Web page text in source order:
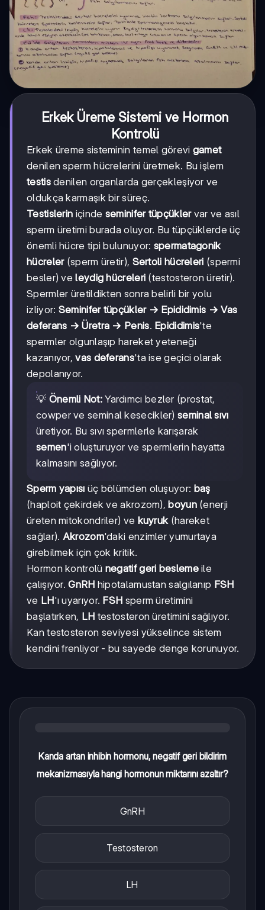
Erkek Üreme Sistemi ve Hormon
Kontrolü
Erkek üreme sisteminin temel görevi gamet
denilen sperm hücrelerini üretmek. Bu işlem
testisdenilen organlarda gerçekleşiyor ve
oldukça karmaşık bir süreç.
Testislerin içinde seminifer tüpçüklervar ve asıl
sperm üretimi burada oluyor. Bu tüpçüklerde üç
önemli hücre tipi bulunuyor: spermatagonik
hücreler(sperm üretir), Sertoli hücreleri (spermi
besler) veleydig hücreleri (testosteron üretir).
Spermler üretildikten sonra belirli bir yolu
izliyor: Seminifer tüpçükler → Epididimis → Vas
deferans → Üretra → Penis. Epididimis'te
spermler olgunlaşıp hareket yeteneği
kazanıyor,vas deferans'ta ise geçici olarak
depolanıyor.
💡 Önemli Not:Yardımcı bezler (prostat,
cowper ve seminal kesecikler)seminal sıvı
üretiyor. Bu sıvı spermlerle karışarak
semen'i oluşturuyor ve spermlerin hayatta
kalmasını sağlıyor.
Sperm yapısı üç bölümden oluşuyor: baş
(haploit çekirdek ve akrozom), boyun(enerji
üreten mitokondriler) ve kuyruk(hareket
sağlar). Akrozom'daki enzimler yumurtaya
girebilmek için çok kritik.
Hormon kontrolü negatif geri beslemeile
çalışıyor.GnRH hipotalamustan salgılanıp FSH
ve LH'ı uyarıyor. FSH sperm üretimini
başlatırken, LH testosteron üretimini sağlıyor.
Kan testosteron seviyesi yükselince sistem
kendini frenliyor - bu sayede denge korunuyor.
Kanda artan inhibin hormonu, negatif geri bildirim
mekanizmasıyla hangi hormonun miktarını azaltır?
GnRH
Testosteron
LH